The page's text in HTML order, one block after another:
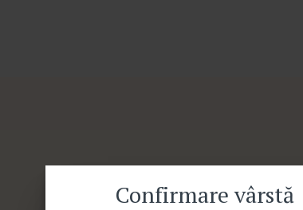
Confirmare vârstă